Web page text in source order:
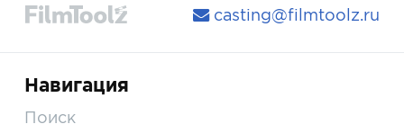
casting@filmtoolz.ru
Навигация
Поиск